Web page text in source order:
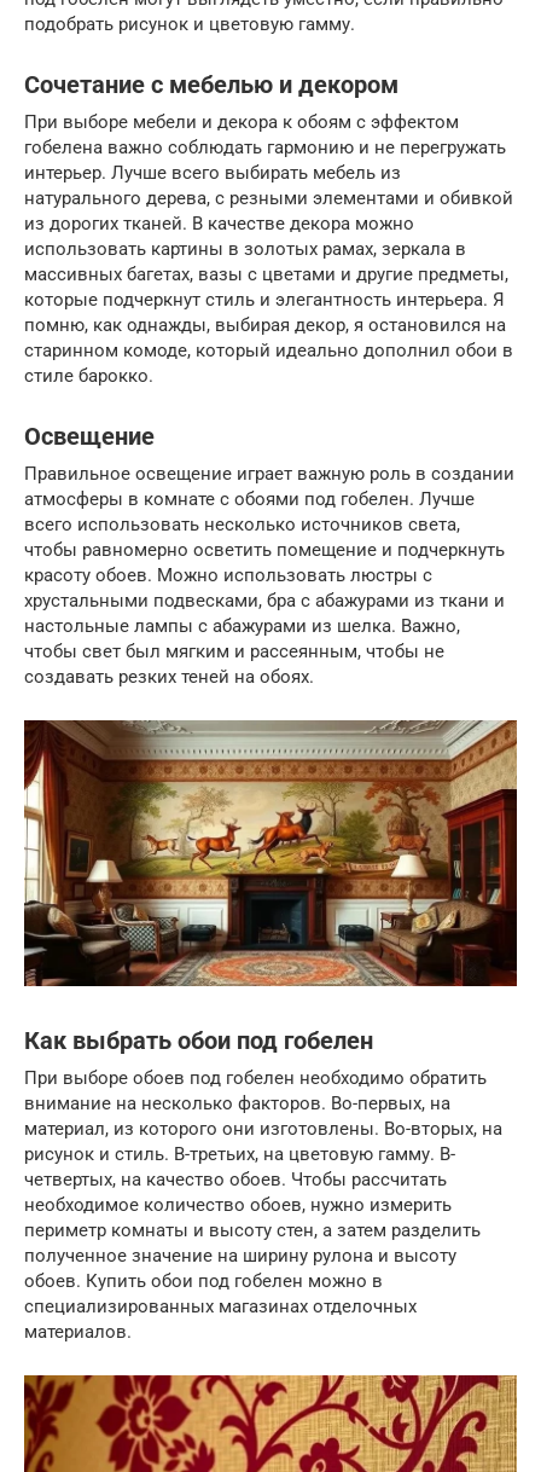
подобрать рисунок и цветовую гамму.
Сочетание с мебелью и декором
При выборе мебели и декора к обоям с эффектом
гобелена важно соблюдать гармонию и не перегружать
интерьер. Лучше всего выбирать мебель из
натурального дерева, с резными элементами и обивкой
из дорогих тканей. В качестве декора можно
использовать картины в золотых рамах, зеркала в
массивных багетах, вазы с цветами и другие предметы,
которые подчеркнут стиль и элегантность интерьера. Я
помню, как однажды, выбирая декор, я остановился на
старинном комоде, который идеально дополнил обои в
стиле барокко.
Освещение
Правильное освещение играет важную роль в создании
атмосферы в комнате с обоями под гобелен. Лучше
всего использовать несколько источников света,
чтобы равномерно осветить помещение и подчеркнуть
красоту обоев. Можно использовать люстры с
хрустальными подвесками, бра с абажурами из ткани и
настольные лампы с абажурами из шелка. Важно,
чтобы свет был мягким и рассеянным, чтобы не
создавать резких теней на обоях.
Как выбрать обои под гобелен
При выборе обоев под гобелен необходимо обратить
внимание на несколько факторов. Во-первых, на
материал, из которого они изготовлены. Во-вторых, на
рисунок и стиль. В-третьих, на цветовую гамму. В-
четвертых, на качество обоев. Чтобы рассчитать
необходимое количество обоев, нужно измерить
периметр комнаты и высоту стен, а затем разделить
полученное значение на ширину рулона и высоту
обоев. Купить обои под гобелен можно в
специализированных магазинах отделочных
материалов.